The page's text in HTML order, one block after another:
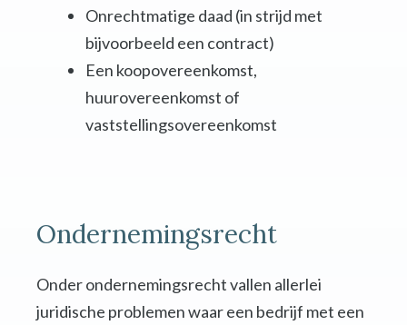
Onrechtmatige daad (in strijd met
bijvoorbeeld een contract)
Een koopovereenkomst,
huurovereenkomst of
vaststellingsovereenkomst
Ondernemingsrecht
Onder ondernemingsrecht vallen allerlei
juridische problemen waar een bedrijf met een